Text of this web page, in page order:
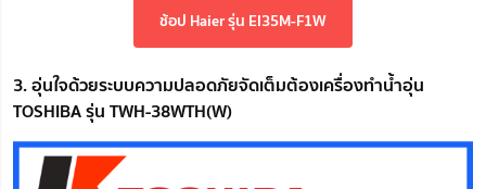
ช้อป Haier รุ่น EI35M-F1W
3. อุ่นใจด้วยระบบความปลอดภัยจัดเต็มต้องเครื่องทำน้ำอุ่น
TOSHIBA รุ่น TWH-38WTH(W)